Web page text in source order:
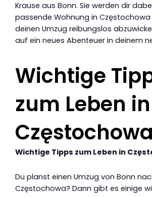
Krause aus Bonn. Sie werden dir
passende Wohnung in
deinen Umzug reibungslos
auf ein neues Abenteuer in deinem
Wichtige
zum Leben in
Częstochowa
Wichtige Tipps zum Leben in
Du planst einen Umzug von Bonn
Częstochowa? Dann gibt es einige